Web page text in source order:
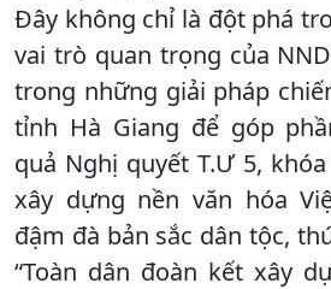
Đây không chỉ là đột phá
vai trò quan trọng của
trong những giải pháp
tỉnh Hà Giang để góp
quả Nghị quyết T.Ư 5,
xây dựng nền văn hóa
đậm đà bản sắc dân tộc,
“Toàn dân đoàn kết xây